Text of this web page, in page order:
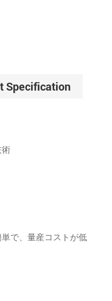
Specification
術
で、量産コストが低